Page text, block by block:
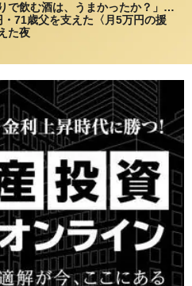
で飲む酒は、うまかったか？」…
71歳父を支えた〈月5万円の援
た夜